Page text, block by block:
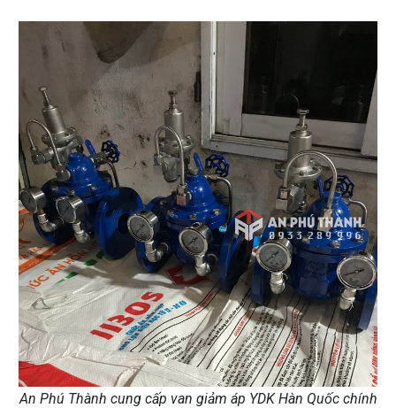
An Phú Thành cung cấp van giảm áp YDK Hàn Quốc chính